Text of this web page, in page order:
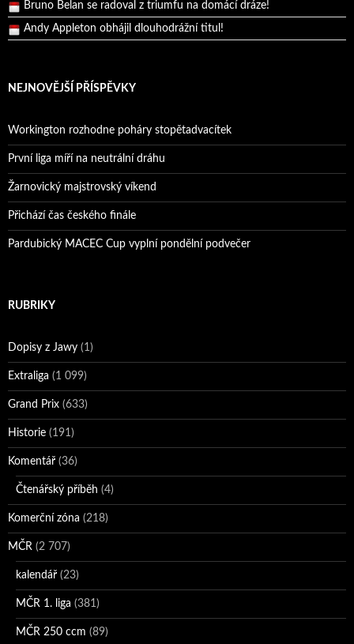
Andy Appleton obhájil dlouhodrážní titul!
Reprezentační dvojice brala český titul!
NEJNOVĚJŠÍ PŘÍSPĚVKY
Workington rozhodne poháry stopětadvacítek
První liga míří na neutrální dráhu
Žarnovický majstrovský víkend
Přichází čas českého finále
Pardubický MACEC Cup vyplní pondělní podvečer
RUBRIKY
Dopisy z Jawy (1)
Extraliga (1 099)
Grand Prix (633)
Historie (191)
Komentář (36)
Čtenářský příběh (4)
Komerční zóna (218)
MČR (2 707)
kalendář (23)
MČR 1. liga (381)
MČR 250 ccm (89)